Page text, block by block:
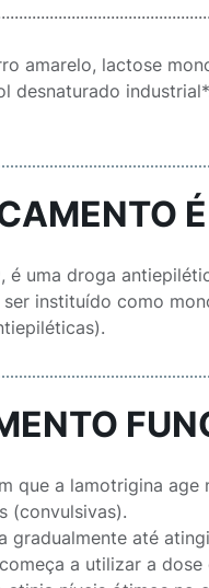
amarelo, lactose
desnaturado
é uma droga
instituído como
que a lamotrigina
(convulsivas).
até
a utilizar a dose